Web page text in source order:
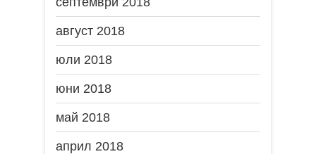
август 2018
юли 2018
юни 2018
май 2018
април 2018